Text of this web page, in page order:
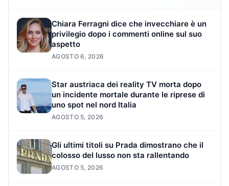
Chiara Ferragni dice che invecchiare è un
privilegio dopo i commenti online sul suo
aspetto
AGOSTO 6, 2026
Star austriaca dei reality TV morta dopo
un incidente mortale durante le riprese di
uno spot nel nord Italia
AGOSTO 5, 2026
Gli ultimi titoli su Prada dimostrano che il
colosso del lusso non sta rallentando
AGOSTO 5, 2026